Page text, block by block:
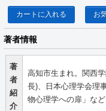
カートに入れる お
著者情報
著
者
紹
介
高知市生まれ。関西
長)、日本心理学会理
物心理学への扉」など